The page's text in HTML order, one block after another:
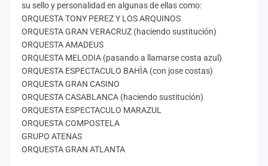
su sello y personalidad en algunas de ellas como:
ORQUESTA TONY PEREZ Y LOS ARQUINOS
ORQUESTA GRAN VERACRUZ (haciendo sustitución)
ORQUESTA AMADEUS
ORQUESTA MELODIA (pasando a llamarse costa azul)
ORQUESTA ESPECTACULO BAHÌA (con jose costas)
ORQUESTA GRAN CASINO
ORQUESTA CASABLANCA (haciendo sustitución)
ORQUESTA ESPECTACULO MARAZUL
ORQUESTA COMPOSTELA
GRUPO ATENAS
ORQUESTA GRAN ATLANTA